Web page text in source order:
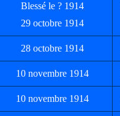
Blessé le ? 1914
29 octobre 1914
28 octobre 1914
10 novembre 1914
10 novembre 1914